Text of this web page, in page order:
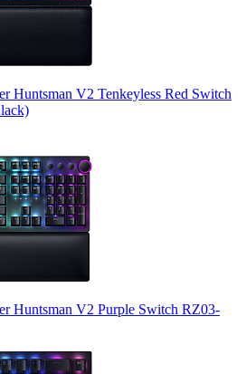
Huntsman V2 Tenkeyless Red Switch
Huntsman V2 Purple Switch RZ03-